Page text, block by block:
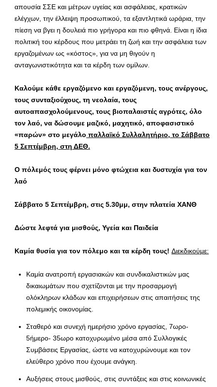
απουσία ΣΣΕ και μέτρων υγείας και ασφάλειας, κρατικών
ελέγχων, την έλλειψη προσωπικού, τα εξαντλητικά ωράρια, την
πίεση να βγει η δουλειά πιο γρήγορα και πιο φθηνά. Είναι η ίδια
πολιτική του κέρδους που μετράει τη ζωή και την ασφάλεια των
εργαζομένων ως «κόστος», για να μη θιγούν η
ανταγωνιστικότητα και τα κέρδη των ομίλων.
Καλούμε κάθε εργαζόμενο και εργαζόμενη, τους ανέργους,
τους συνταξιούχους, τη νεολαία, τους
αυτοαπασχολούμενους, τους βιοπαλαιστές αγρότες, όλο
τον λαό, να δώσουμε μαζικό, μαχητικό, αποφασιστικό
«παρών» στο μεγάλο παλλαϊκό Συλλαλητήριο, το Σάββατο
5 Σεπτέμβρη, στη ΔΕΘ.
Ο πόλεμός τους φέρνει μόνο φτώχεια και δυστυχία για τον
λαό
Σάββατο 5 Σεπτέμβρη, στις 5.30μμ, στην πλατεία ΧΑΝΘ
Δώστε λεφτά για μισθούς, Υγεία και Παιδεία
Καμία θυσία για τον πόλεμο και τα κέρδη τους! Διεκδικούμε:
Καμία ανατροπή εργασιακών και συνδικαλιστικών μας
δικαιωμάτων που σχετίζονται με την προσαρμογή
ολόκληρων κλάδων και επιχειρήσεων στις απαιτήσεις της
πολεμικής οικονομίας.
Σταθερό και συνεχή ημερήσιο χρόνο εργασίας, 7ωρο-
5ήμερο- 35ωρο κατοχυρωμένο μέσα από Συλλογικές
Συμβάσεις Εργασίας, ώστε να κατοχυρώνουμε και τον
ελεύθερο χρόνο που έχουμε ανάγκη.
Αυξήσεις στους μισθούς, στις συντάξεις και στις κοινωνικές